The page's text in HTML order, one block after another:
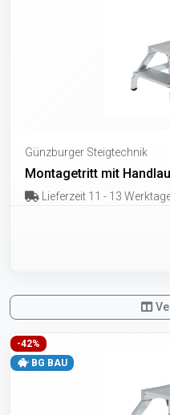
Günzburger Steigtechnik
Montagetritt mit
Lieferzeit 11 - 13
-42%
BG BAU